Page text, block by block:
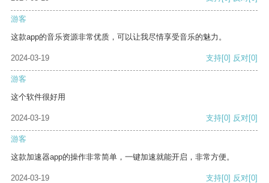
游客
这款app的音乐资源非常优质，可以让我尽情享受音乐的魅力。
2024-03-19 支持[0] 反对[0]
游客
这个软件很好用
2024-03-19 支持[0] 反对[0]
游客
这款加速器app的操作非常简单，一键加速就能开启，非常方便。
2024-03-19 支持[0] 反对[0]